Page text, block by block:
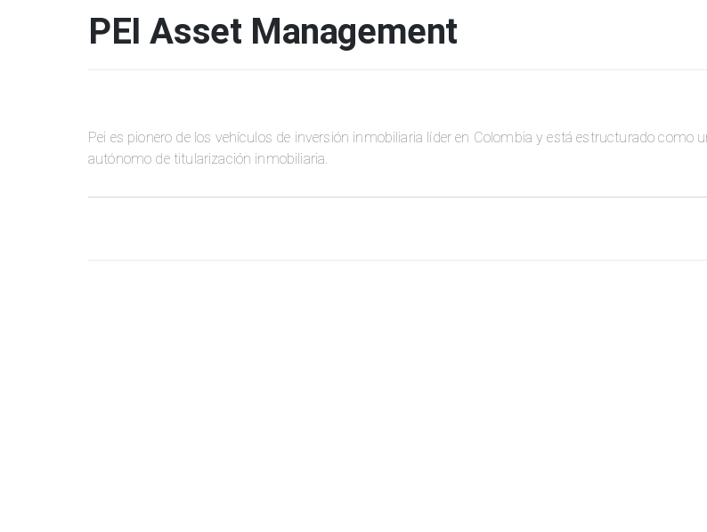
PEI Asset Management
Pei es pionero de los vehículos de inversión inmobiliaria líder en Colombia y está estructurado como
autónomo de titularización inmobiliaria.